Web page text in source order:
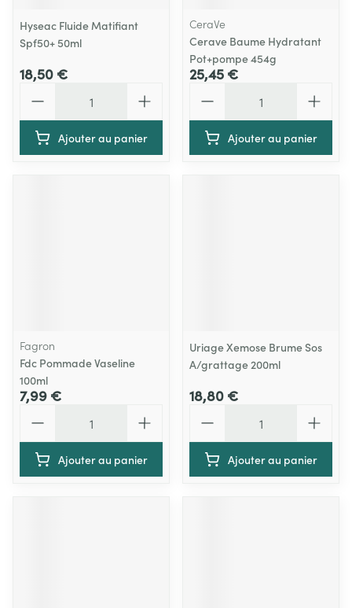
Hyseac Fluide Matifiant
Spf50+ 50ml
18,50 €
Ajouter au panier
CeraVe
Cerave Baume Hydratant
Pot+pompe 454g
25,45 €
Ajouter au panier
Fagron
Fdc Pommade Vaseline
100ml
7,99 €
Ajouter au panier
Uriage Xemose Brume Sos
A/grattage 200ml
18,80 €
Ajouter au panier